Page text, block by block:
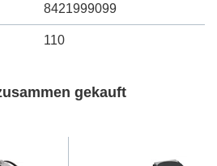
8421999099
110
gekauft